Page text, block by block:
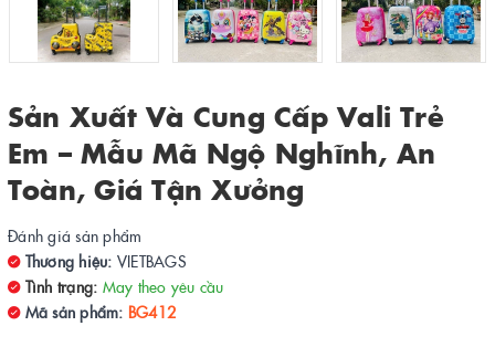
Sản Xuất Và Cung Cấp Vali Trẻ
Em – Mẫu Mã Ngộ Nghĩnh, An
Toàn, Giá Tận Xưởng
Đánh giá sản phẩm
Thương hiệu: VIETBAGS
Tình trạng: May theo yêu cầu
Mã sản phẩm: BG412